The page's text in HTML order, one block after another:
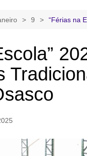
9 “Férias na